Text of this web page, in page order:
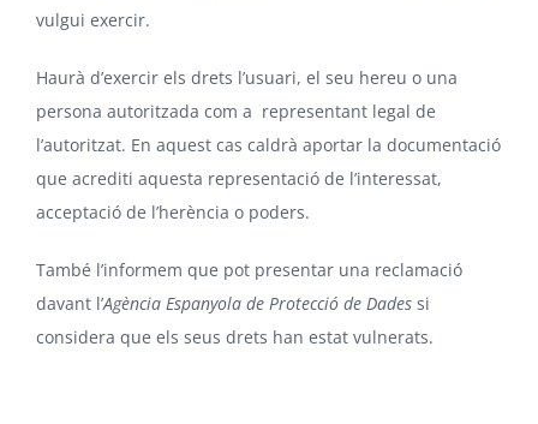
vulgui exercir.
Haurà d’exercir els drets l’usuari, el seu hereu o una
persona autoritzada com a representant legal de
l’autoritzat. En aquest cas caldrà aportar la documentació
que acrediti aquesta representació de l’interessat,
acceptació de l’herència o poders.
També l’informem que pot presentar una reclamació
davant l’Agència Espanyola de Protecció de Dades si
considera que els seus drets han estat vulnerats.